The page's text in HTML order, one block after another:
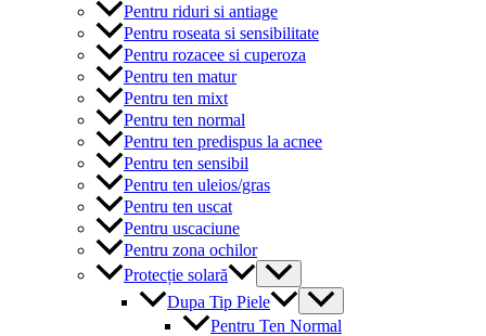
Pentru riduri si antiage
Pentru roseata si sensibilitate
Pentru rozacee si cuperoza
Pentru ten matur
Pentru ten mixt
Pentru ten normal
Pentru ten predispus la acnee
Pentru ten sensibil
Pentru ten uleios/gras
Pentru ten uscat
Pentru uscaciune
Pentru zona ochilor
Protecție solară
Menu
Toggle
Dupa Tip Piele
Menu
Toggle
Pentru Ten Normal